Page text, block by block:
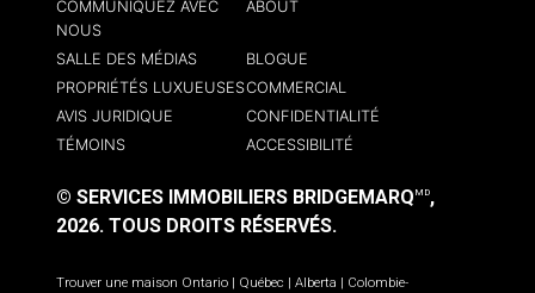
COMMUNIQUEZ AVEC
NOUS
ABOUT
SALLE DES MÉDIAS
BLOGUE
PROPRIÉTÉS LUXUEUSESCOMMERCIAL
AVIS JURIDIQUE
CONFIDENTIALITÉ
TÉMOINS
ACCESSIBILITÉ
© SERVICES IMMOBILIERS BRIDGEMARQ MD,
2026. TOUS DROITS RÉSERVÉS.
Trouver une maison Ontario Québec Alberta
Colombie-